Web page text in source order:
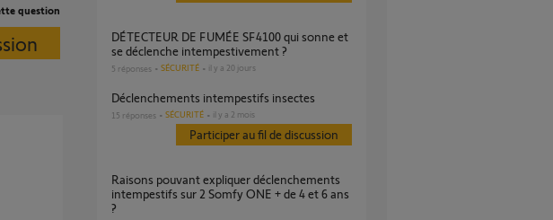
question
DÉTECTEUR DE FUMÉE SF4100 qui sonne et
se déclenche intempestivement ?
5 réponses SÉCURITÉ il y a 20 jours
Déclenchements intempestifs insectes
15 réponses SÉCURITÉ il y a 2 mois
Participer au fil de discussion
Raisons pouvant expliquer déclenchements
intempestifs sur 2 Somfy ONE + de 4 et 6 ans
?